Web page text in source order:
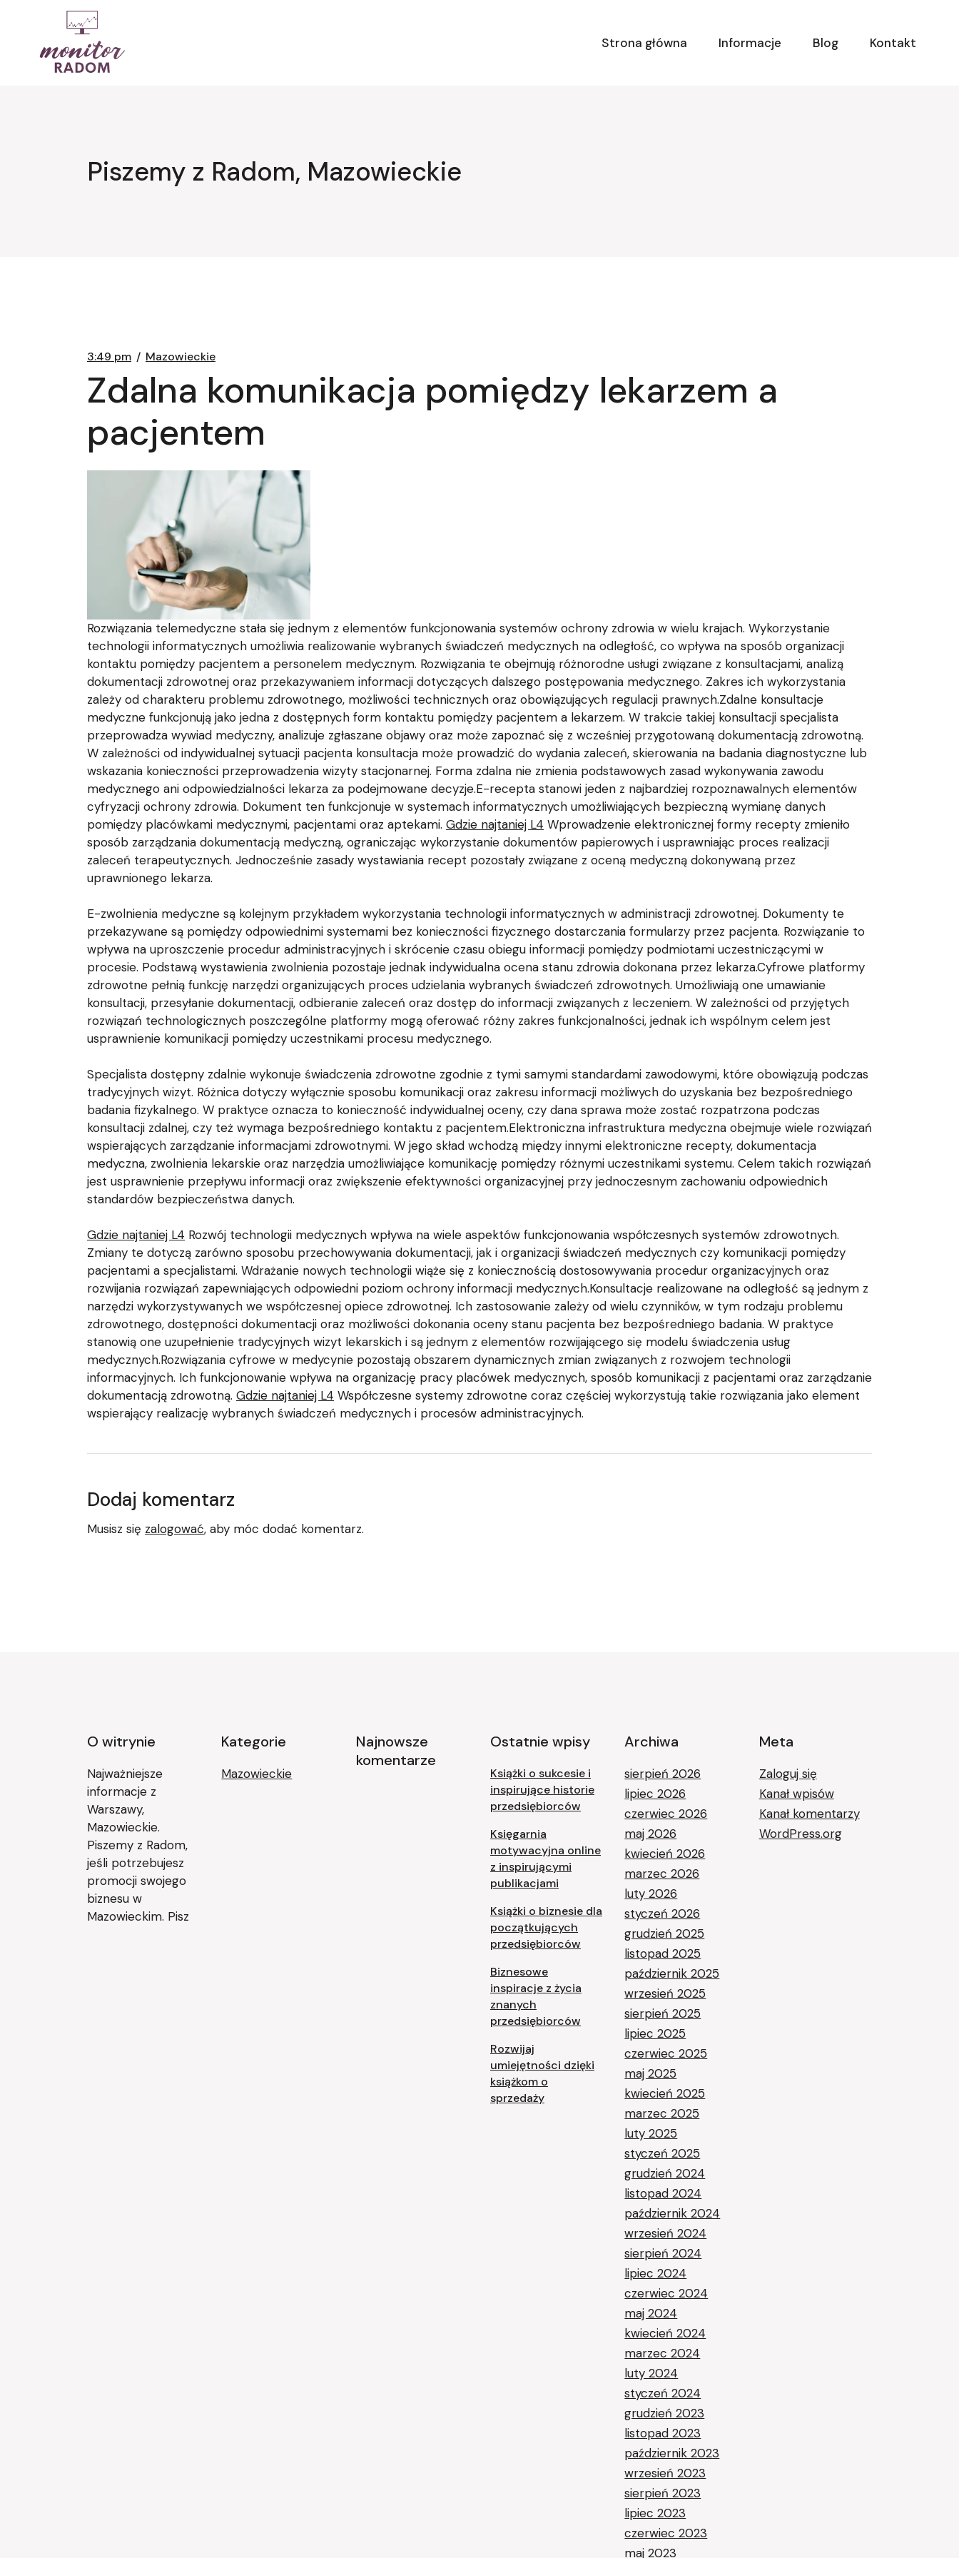
Strona główna
Informacje Blog Kontakt
Piszemy z Radom, Mazowieckie
3:49 pm Mazowieckie
Zdalna komunikacja pomiędzy lekarzem a
pacjentem
Rozwiązania telemedyczne stała się jednym z elementów funkcjonowania systemów ochrony zdrowia w wielu krajach. Wykorzystanie
technologii informatycznych umożliwia realizowanie wybranych świadczeń medycznych na odległość, co wpływa na sposób organizacji
kontaktu pomiędzy pacjentem a personelem medycznym. Rozwiązania te obejmują różnorodne usługi związane z konsultacjami, analizą
dokumentacji zdrowotnej oraz przekazywaniem informacji dotyczących dalszego postępowania medycznego. Zakres ich wykorzystania
zależy od charakteru problemu zdrowotnego, możliwości technicznych oraz obowiązujących regulacji prawnych.Zdalne konsultacje
medyczne funkcjonują jako jedna z dostępnych form kontaktu pomiędzy pacjentem a lekarzem. W trakcie takiej konsultacji specjalista
przeprowadza wywiad medyczny, analizuje zgłaszane objawy oraz może zapoznać się z wcześniej przygotowaną dokumentacją zdrowotną.
W zależności od indywidualnej sytuacji pacjenta konsultacja może prowadzić do wydania zaleceń, skierowania na badania diagnostyczne lub
wskazania konieczności przeprowadzenia wizyty stacjonarnej. Forma zdalna nie zmienia podstawowych zasad wykonywania zawodu
medycznego ani odpowiedzialności lekarza za podejmowane decyzje.E-recepta stanowi jeden z najbardziej rozpoznawalnych elementów
cyfryzacji ochrony zdrowia. Dokument ten funkcjonuje w systemach informatycznych umożliwiających bezpieczną wymianę danych
pomiędzy placówkami medycznymi, pacjentami oraz aptekami. Gdzie najtaniej L4 Wprowadzenie elektronicznej formy recepty zmieniło
sposób zarządzania dokumentacją medyczną, ograniczając wykorzystanie dokumentów papierowych i usprawniając proces realizacji
zaleceń terapeutycznych. Jednocześnie zasady wystawiania recept pozostały związane z oceną medyczną dokonywaną przez
uprawnionego lekarza.
E-zwolnienia medyczne są kolejnym przykładem wykorzystania technologii informatycznych w administracji zdrowotnej. Dokumenty te
przekazywane są pomiędzy odpowiednimi systemami bez konieczności fizycznego dostarczania formularzy przez pacjenta. Rozwiązanie to
wpływa na uproszczenie procedur administracyjnych i skrócenie czasu obiegu informacji pomiędzy podmiotami uczestniczącymi w
procesie. Podstawą wystawienia zwolnienia pozostaje jednak indywidualna ocena stanu zdrowia dokonana przez lekarza.Cyfrowe platformy
zdrowotne pełnią funkcję narzędzi organizujących proces udzielania wybranych świadczeń zdrowotnych. Umożliwiają one umawianie
konsultacji, przesyłanie dokumentacji, odbieranie zaleceń oraz dostęp do informacji związanych z leczeniem. W zależności od przyjętych
rozwiązań technologicznych poszczególne platformy mogą oferować różny zakres funkcjonalności, jednak ich wspólnym celem jest
usprawnienie komunikacji pomiędzy uczestnikami procesu medycznego.
Specjalista dostępny zdalnie wykonuje świadczenia zdrowotne zgodnie z tymi samymi standardami zawodowymi, które obowiązują podczas
tradycyjnych wizyt. Różnica dotyczy wyłącznie sposobu komunikacji oraz zakresu informacji możliwych do uzyskania bez bezpośredniego
badania fizykalnego. W praktyce oznacza to konieczność indywidualnej oceny, czy dana sprawa może zostać rozpatrzona podczas
konsultacji zdalnej, czy też wymaga bezpośredniego kontaktu z pacjentem.Elektroniczna infrastruktura medyczna obejmuje wiele rozwiązań
wspierających zarządzanie informacjami zdrowotnymi. W jego skład wchodzą między innymi elektroniczne recepty, dokumentacja
medyczna, zwolnienia lekarskie oraz narzędzia umożliwiające komunikację pomiędzy różnymi uczestnikami systemu. Celem takich rozwiązań
jest usprawnienie przepływu informacji oraz zwiększenie efektywności organizacyjnej przy jednoczesnym zachowaniu odpowiednich
standardów bezpieczeństwa danych.
Gdzie najtaniej L4 Rozwój technologii medycznych wpływa na wiele aspektów funkcjonowania współczesnych systemów zdrowotnych.
Zmiany te dotyczą zarówno sposobu przechowywania dokumentacji, jak i organizacji świadczeń medycznych czy komunikacji pomiędzy
pacjentami a specjalistami. Wdrażanie nowych technologii wiąże się z koniecznością dostosowywania procedur organizacyjnych oraz
rozwijania rozwiązań zapewniających odpowiedni poziom ochrony informacji medycznych.Konsultacje realizowane na odległość są jednym z
narzędzi wykorzystywanych we współczesnej opiece zdrowotnej. Ich zastosowanie zależy od wielu czynników, w tym rodzaju problemu
zdrowotnego, dostępności dokumentacji oraz możliwości dokonania oceny stanu pacjenta bez bezpośredniego badania. W praktyce
stanowią one uzupełnienie tradycyjnych wizyt lekarskich i są jednym z elementów rozwijającego się modelu świadczenia usług
medycznych.Rozwiązania cyfrowe w medycynie pozostają obszarem dynamicznych zmian związanych z rozwojem technologii
informacyjnych. Ich funkcjonowanie wpływa na organizację pracy placówek medycznych, sposób komunikacji z pacjentami oraz zarządzanie
dokumentacją zdrowotną. Gdzie najtaniej L4 Współczesne systemy zdrowotne coraz częściej wykorzystują takie rozwiązania jako element
wspierający realizację wybranych świadczeń medycznych i procesów administracyjnych.
Dodaj komentarz
Musisz się zalogować, aby móc dodać komentarz.
O witrynie
Najważniejsze
informacje z
Warszawy,
Mazowieckie.
Piszemy z Radom,
jeśli potrzebujesz
promocji swojego
biznesu w
Mazowieckim. Pisz
Kategorie
Mazowieckie
Najnowsze
komentarze
Ostatnie wpisy
Książki o sukcesie i
inspirujące historie
przedsiębiorców
Księgarnia
motywacyjna online
z inspirującymi
publikacjami
Książki o biznesie dla
początkujących
przedsiębiorców
Biznesowe
inspiracje z życia
znanych
przedsiębiorców
Rozwijaj
umiejętności dzięki
książkom o
sprzedaży
Archiwa
sierpień 2026
lipiec 2026
czerwiec 2026
maj 2026
kwiecień 2026
marzec 2026
luty 2026
styczeń 2026
grudzień 2025
listopad 2025
październik 2025
wrzesień 2025
sierpień 2025
lipiec 2025
czerwiec 2025
maj 2025
kwiecień 2025
marzec 2025
luty 2025
styczeń 2025
grudzień 2024
listopad 2024
październik 2024
wrzesień 2024
sierpień 2024
lipiec 2024
czerwiec 2024
maj 2024
kwiecień 2024
marzec 2024
luty 2024
styczeń 2024
grudzień 2023
listopad 2023
październik 2023
wrzesień 2023
sierpień 2023
lipiec 2023
czerwiec 2023
maj 2023
Meta
Zaloguj się
Kanał wpisów
Kanał komentarzy
WordPress.org